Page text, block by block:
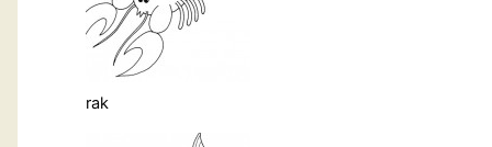
rak